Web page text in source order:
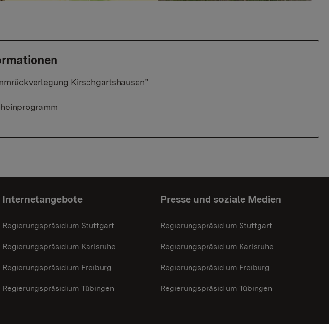
Kirschgartshausen”
Internetangebote
Regierungspräsidium Stuttgart
Regierungspräsidium Karlsruhe
Regierungspräsidium Freiburg
Regierungspräsidium Tübingen
Presse und soziale Medien
Regierungspräsidium Stuttgart
Regierungspräsidium Karlsruhe
Regierungspräsidium Freiburg
Regierungspräsidium Tübingen